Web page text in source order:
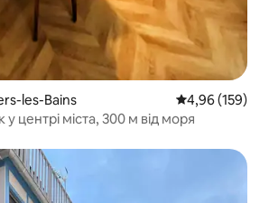
les-Bains Середня
4,96 (159)
у центрі міста, 300 м від моря